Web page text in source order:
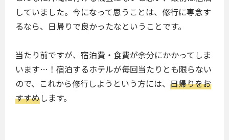
していました。今になって思うことは、修行に専念す
るなら、日帰りで良かったなということです。
当たり前ですが、宿泊費・食費が余分にかかってしま
います…！宿泊するホテルが毎回当たりとも限らない
ので、これから修行しようという方には、 日帰りをお
すすめします。